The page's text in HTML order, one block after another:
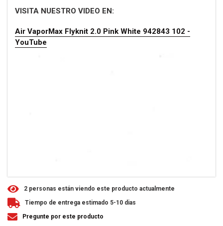
VISITA NUESTRO VIDEO EN:
Air VaporMax Flyknit 2.0 Pink White 942843 102 -
YouTube
2 personas están viendo este producto actualmente
Tiempo de entrega estimado 5-10 dias
Pregunte por este producto